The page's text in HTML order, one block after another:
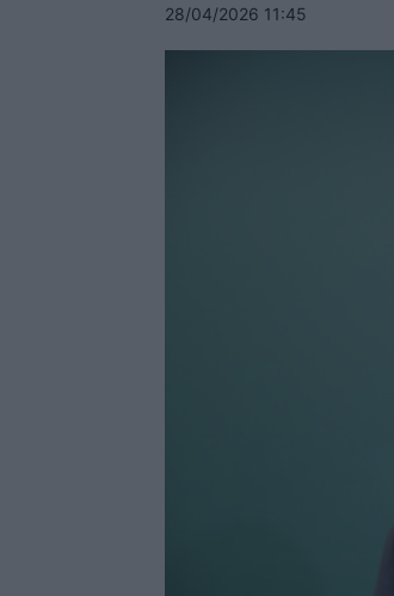
28/04/2026 11:45